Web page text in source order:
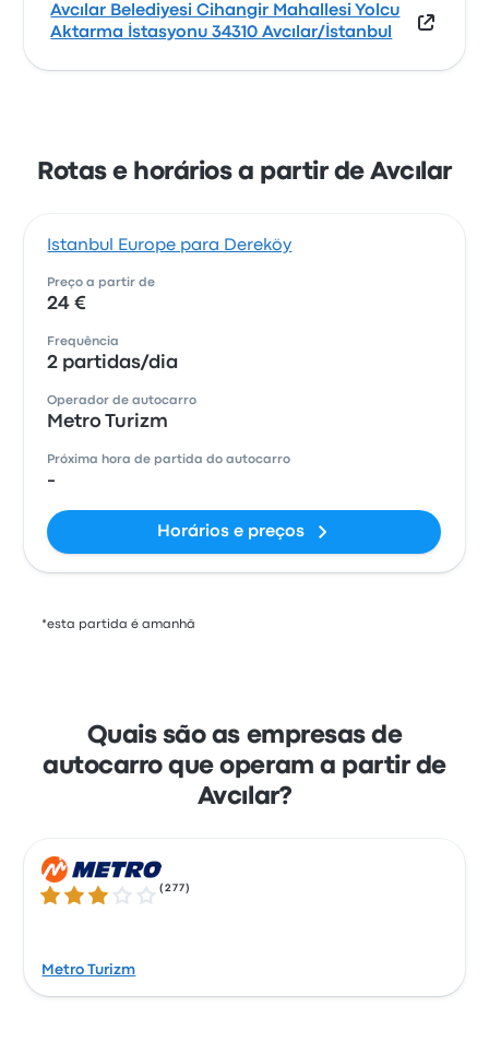
Avcılar Belediyesi Cihangir Mahallesi Yolcu
Aktarma İstasyonu 34310 Avcılar/İstanbul
Rotas e horários a partir de Avcılar
Istanbul Europe para Dereköy
Preço a partir de
24 €
Frequência
2 partidas/dia
Operador de autocarro
Metro Turizm
Próxima hora de partida do autocarro
-
Horários e preços
*esta partida é amanhã
Quais são as empresas de
autocarro que operam a partir de
Avcılar?
2.8 de 5 estrelas
(277 )
Metro Turizm